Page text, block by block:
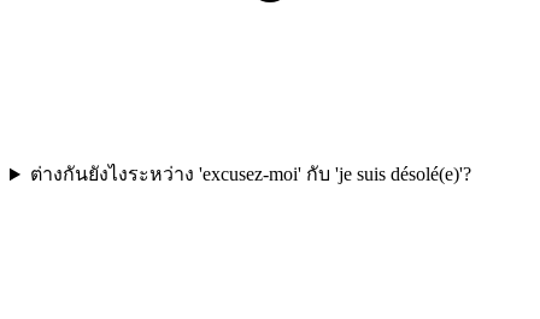
ต่างกันยังไงระหว่าง 'excusez-moi' กับ 'je suis désolé(e)'?